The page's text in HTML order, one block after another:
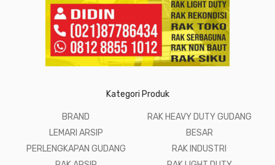
Kategori Produk
BRAND
LEMARI ARSIP
PERLENGKAPAN GUDANG
RAK HEAVY DUTY GUDANG
BESAR
RAK INDUSTRI